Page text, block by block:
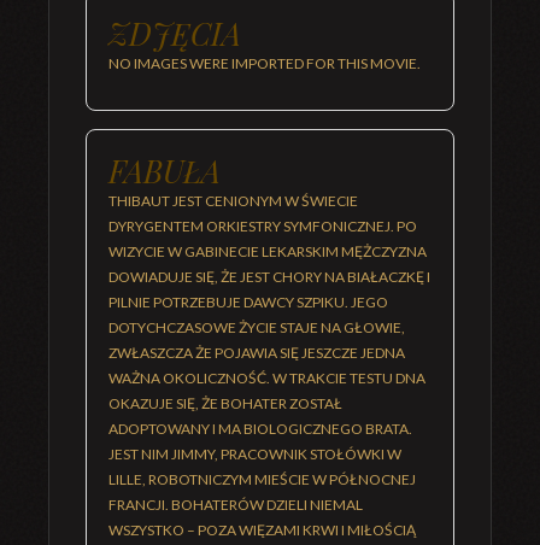
ZDJĘCIA
NO IMAGES WERE IMPORTED FOR THIS MOVIE.
FABUŁA
THIBAUT JEST CENIONYM W ŚWIECIE
DYRYGENTEM ORKIESTRY SYMFONICZNEJ. PO
WIZYCIE W GABINECIE LEKARSKIM MĘŻCZYZNA
DOWIADUJE SIĘ, ŻE JEST CHORY NA BIAŁACZKĘ I
PILNIE POTRZEBUJE DAWCY SZPIKU. JEGO
DOTYCHCZASOWE ŻYCIE STAJE NA GŁOWIE,
ZWŁASZCZA ŻE POJAWIA SIĘ JESZCZE JEDNA
WAŻNA OKOLICZNOŚĆ. W TRAKCIE TESTU DNA
OKAZUJE SIĘ, ŻE BOHATER ZOSTAŁ
ADOPTOWANY I MA BIOLOGICZNEGO BRATA.
JEST NIM JIMMY, PRACOWNIK STOŁÓWKI W
LILLE, ROBOTNICZYM MIEŚCIE W PÓŁNOCNEJ
FRANCJI. BOHATERÓW DZIELI NIEMAL
WSZYSTKO – POZA WIĘZAMI KRWI I MIŁOŚCIĄ